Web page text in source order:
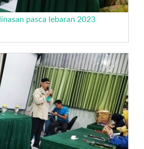
pasca lebaran 2023